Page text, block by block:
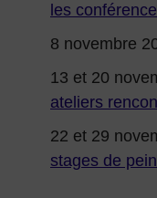
les
8 novembre
13 et 20
ateliers
22 et 29
stages de